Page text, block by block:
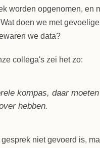
worden opgenomen, en
doen we met
we data?
collega's zei het zo:
kompas, daar
hebben.
niet gevoerd is,